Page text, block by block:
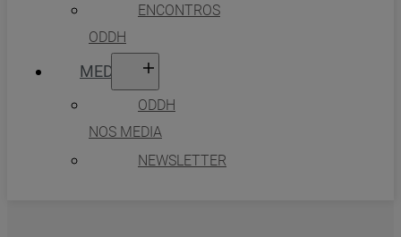
ENCONTROS
ODDH
MEDIA
ODDH
NOS MEDIA
NEWSLETTER